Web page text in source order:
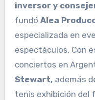
inversor y
fundó Alea
especializada en
espectáculos. Con
conciertos en
Stewart, además
tenis exhibición del